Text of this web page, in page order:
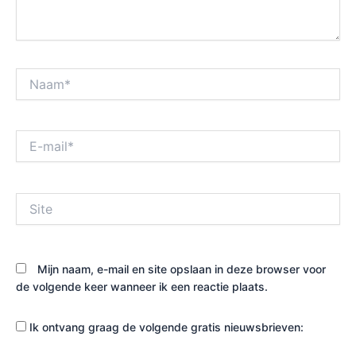
mail*
Mijn naam, e-mail en site opslaan in deze browser voor
de volgende keer wanneer ik een reactie plaats.
Ik ontvang graag de volgende gratis nieuwsbrieven: